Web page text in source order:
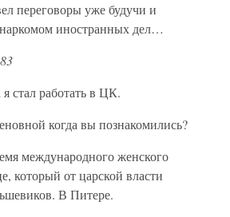
переговоры уже будучи и
иностранных дел…
стал работать в ЦК.
когда вы познакомились?
международного женского
который от царской власти
В Питере.